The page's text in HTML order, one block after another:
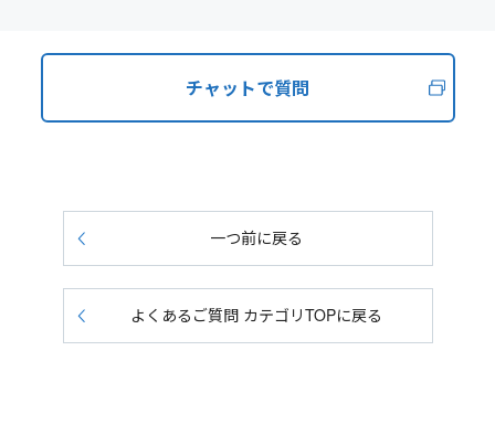
チャットで質問
一つ前に戻る
よくあるご質問 カテゴリTOPに戻る